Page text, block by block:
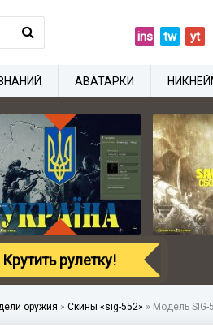
оружия » Скины «sig-552» » Модель SIG-
ins tw yt
АВАТАРКИ
Крутить рулетку!